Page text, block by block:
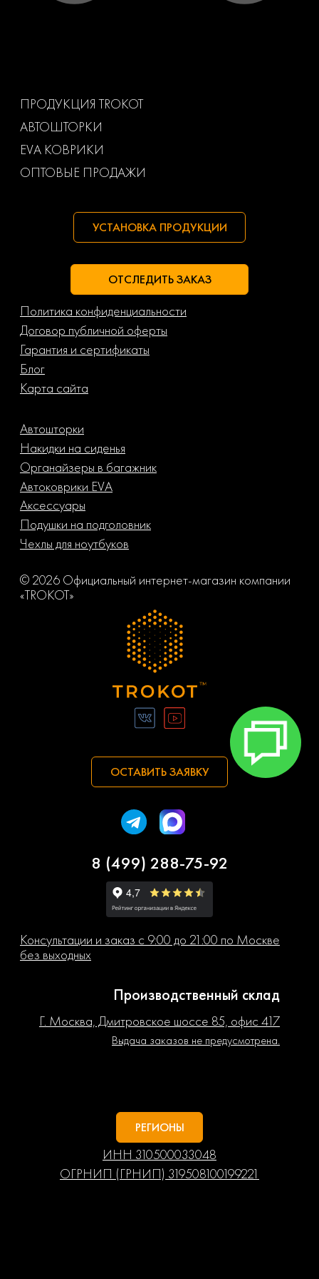
Маз
ПРОДУКЦИЯ TROKOT
АВТОШТОРКИ
EVA КОВРИКИ
ОПТОВЫЕ ПРОДАЖИ
УСТАНОВКА ПРОДУКЦИИ
ОТСЛЕДИТЬ ЗАКАЗ
Политика конфиденциальности
Договор публичной оферты
Гарантия и сертификаты
Блог
Карта сайта
Автошторки
Накидки на сиденья
Органайзеры в багажник
Автоковрики EVA
Аксессуары
Подушки на подголовник
Чехлы для ноутбуков
© 2026 Официальный интернет-магазин компании
«TROKOT»
ОСТАВИТЬ ЗАЯВКУ
8 (499) 288-75-92
Консультации и заказ с 9:00 до 21:00 по Москве
без выходных
Производственный склад
Г. Москва, Дмитровское шоссе 85, офис 417
Выдача заказов не предусмотрена.
РЕГИОНЫ
ИНН 310500033048
ОГРНИП (ГРНИП) 319508100199221